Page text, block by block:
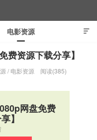

电影资源
费资源下载分享】
/ 电影资源 阅读(385)
网盘免费
】